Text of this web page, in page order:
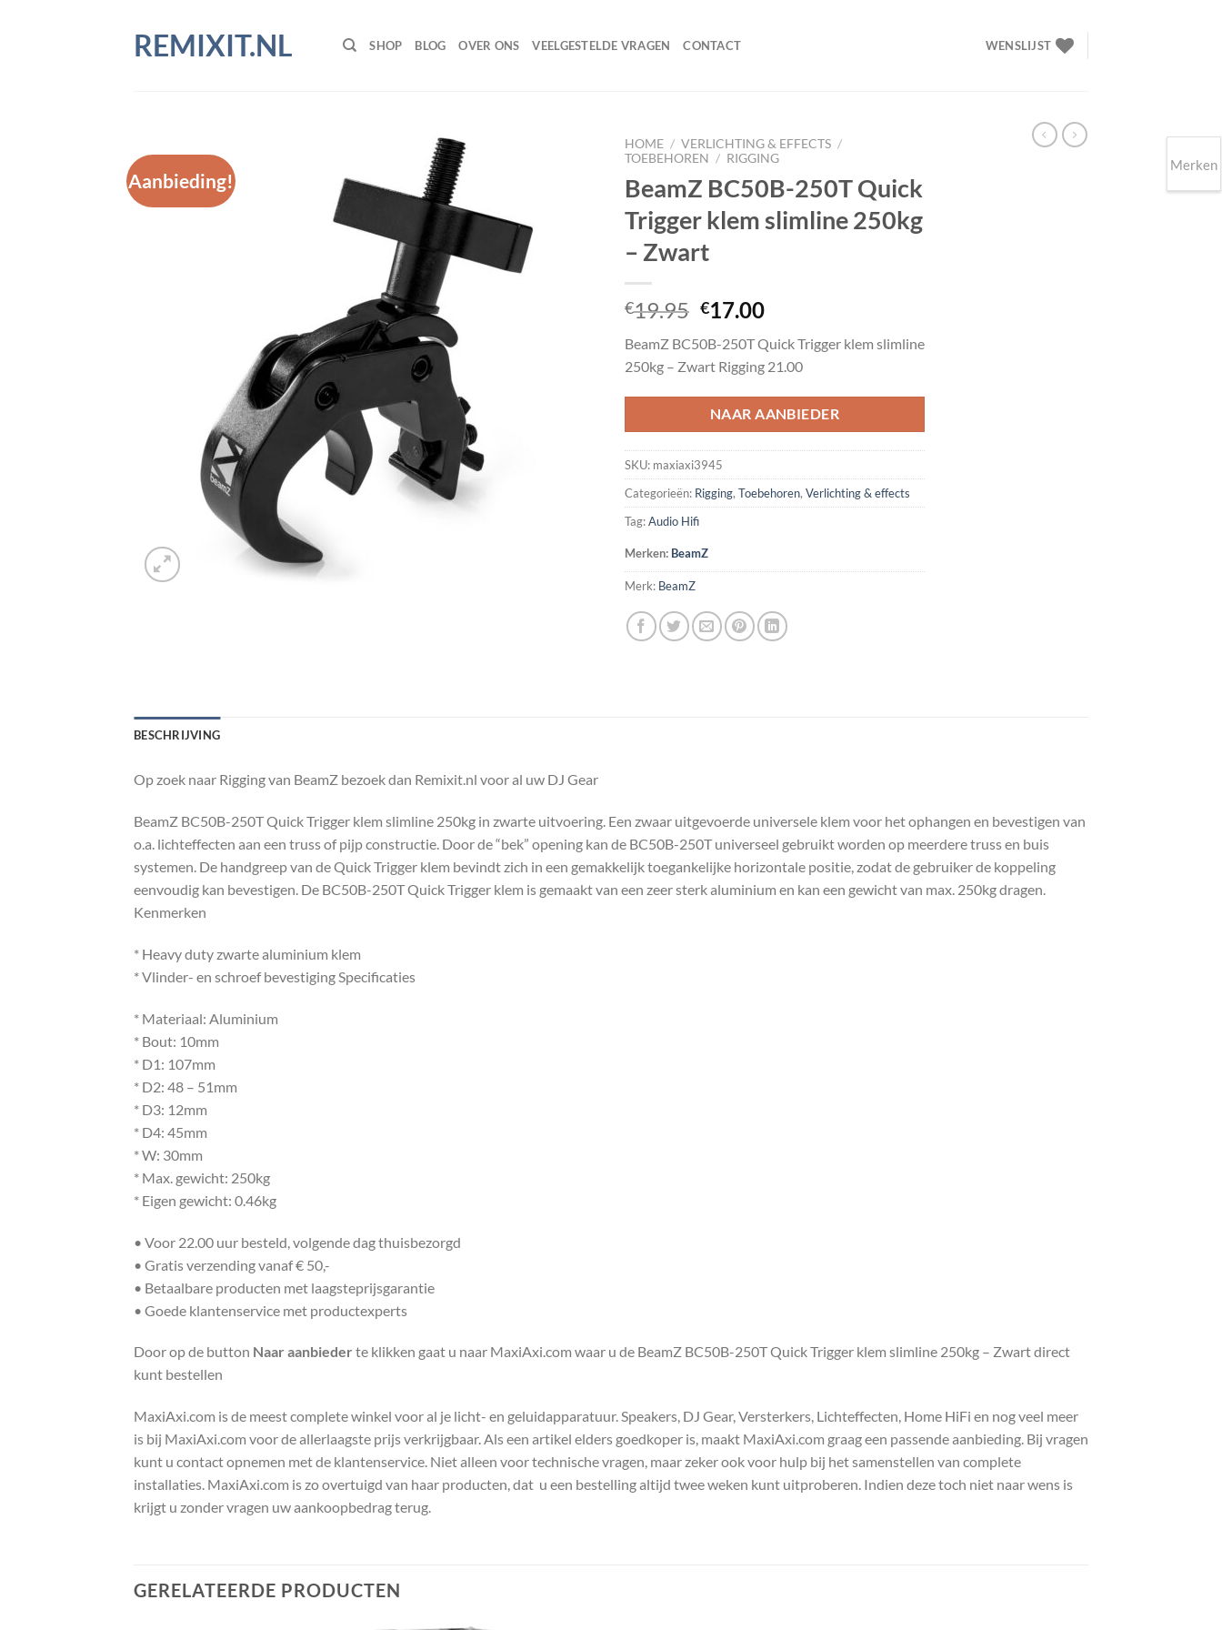
REMIXIT.NL SHOP BLOG OVER ONS VEELGESTELDE VRAGEN CONTACT WENSLIJST
Aanbieding!
HOME / VERLICHTING & EFFECTS /
TOEBEHOREN / RIGGING
BeamZ BC50B-250T Quick
Trigger klem slimline 250kg
– Zwart
€19.95 Oorspronkelijke
was:
€19.95.
€17.00Huidige
is:
€17.00.
BeamZ BC50B-250T Quick Trigger klem slimline
250kg – Zwart Rigging 21.00
NAAR AANBIEDER
SKU: maxiaxi3945
Categorieën: Rigging, Toebehoren, Verlichting & effects
Tag:Audio Hifi
Merken: BeamZ
Merk: BeamZ
BESCHRIJVING
Op zoek naar Rigging van BeamZ bezoek dan Remixit.nl voor al uw DJ Gear
BeamZ BC50B-250T Quick Trigger klem slimline 250kg in zwarte uitvoering. Een zwaar uitgevoerde universele klem voor het ophangen en bevestigen van
o.a. lichteffecten aan een truss of pijp constructie. Door de “bek” opening kan de BC50B-250T universeel gebruikt worden op meerdere truss en buis
systemen. De handgreep van de Quick Trigger klem bevindt zich in een gemakkelijk toegankelijke horizontale positie, zodat de gebruiker de koppeling
eenvoudig kan bevestigen. De BC50B-250T Quick Trigger klem is gemaakt van een zeer sterk aluminium en kan een gewicht van max. 250kg dragen.
Kenmerken
* Heavy duty zwarte aluminium klem
* Vlinder- en schroef bevestiging Specificaties
* Materiaal: Aluminium
* Bout: 10mm
* D1: 107mm
* D2: 48 – 51mm
* D3: 12mm
* D4: 45mm
* W: 30mm
* Max. gewicht: 250kg
* Eigen gewicht: 0.46kg
• Voor 22.00 uur besteld, volgende dag thuisbezorgd
• Gratis verzending vanaf € 50,-
• Betaalbare producten met laagsteprijsgarantie
• Goede klantenservice met productexperts
Door op de button Naar aanbieder te klikken gaat u naar MaxiAxi.com waar u de BeamZ BC50B-250T Quick Trigger klem slimline 250kg – Zwart direct
kunt bestellen
MaxiAxi.com is de meest complete winkel voor al je licht- en geluidapparatuur. Speakers, DJ Gear, Versterkers, Lichteffecten, Home HiFi en nog veel meer
is bij MaxiAxi.com voor de allerlaagste prijs verkrijgbaar. Als een artikel elders goedkoper is, maakt MaxiAxi.com graag een passende aanbieding. Bij vragen
kunt u contact opnemen met de klantenservice. Niet alleen voor technische vragen, maar zeker ook voor hulp bij het samenstellen van complete
installaties. MaxiAxi.com is zo overtuigd van haar producten, dat u een bestelling altijd twee weken kunt uitproberen. Indien deze toch niet naar wens is
krijgt u zonder vragen uw aankoopbedrag terug.
GERELATEERDE PRODUCTEN
Merken